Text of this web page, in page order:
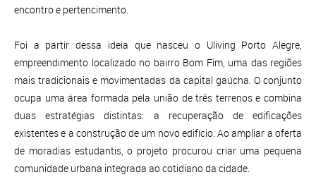
encontro e pertencimento.
Foi a partir dessa ideia que nasceu o Uliving Porto Alegre,
empreendimento localizado no bairro Bom Fim, uma das regiões
mais tradicionais e movimentadas da capital gaúcha. O conjunto
ocupa uma área formada pela união de três terrenos e combina
duas estratégias distintas: a recuperação de edificações
existentes e a construção de um novo edifício. Ao ampliar a oferta
de moradias estudantis, o projeto procurou criar uma pequena
comunidade urbana integrada ao cotidiano da cidade.